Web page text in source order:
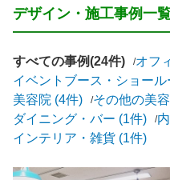
デザイン・施工事例一
すべての事例(24件)
オフ
イベントブース・ショール
美容院 (4件)
その他の美
ダイニング・バー (1件)
インテリア・雑貨 (1件)